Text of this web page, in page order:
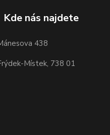
Kde nás najdete
438
Místek, 738 01